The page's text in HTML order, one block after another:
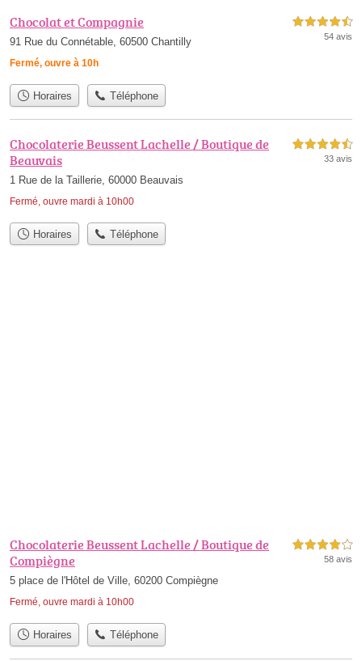
Chocolat et Compagnie
91 Rue du Connétable, 60500 Chantilly
Fermé, ouvre à 10h
4,5 étoiles sur 5
54 avis
Horaires Téléphone
Chocolaterie Beussent Lachelle / Boutique de
Beauvais
1 Rue de la Taillerie, 60000 Beauvais
Fermé, ouvre mardi à 10h00
4,5 étoiles sur 5
33 avis
Horaires Téléphone
Chocolaterie Beussent Lachelle / Boutique de
Compiègne
5 place de l'Hôtel de Ville, 60200 Compiègne
Fermé, ouvre mardi à 10h00
4,0 étoiles sur 5
58 avis
Horaires Téléphone